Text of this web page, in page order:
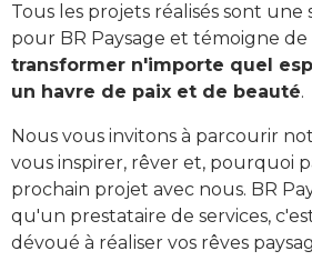
Tous les projets réalisés sont
pour BR Paysage et témoigne
transformer n'importe quel
un havre de paix et de beauté.
Nous vous invitons à parcourir
vous inspirer, rêver et, pourquoi
prochain projet avec nous. BR
qu'un prestataire de services,
dévoué à réaliser vos rêves